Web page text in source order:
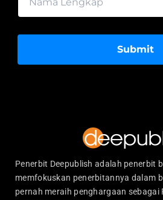
Submit
Penerbit Deepublish adalah penerbit
memfokuskan penerbitannya dalam
pernah meraih penghargaan sebagai